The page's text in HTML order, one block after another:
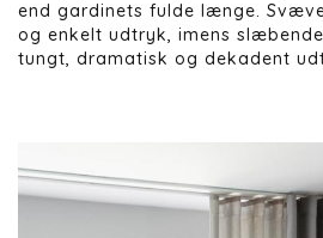
end gardinets fulde længe.
og enkelt udtryk, imens
tungt, dramatisk og dekadent